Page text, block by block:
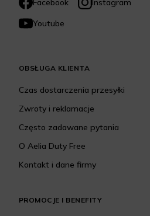
Facebook
Instagram
Youtube
OBSŁUGA KLIENTA
Czas dostarczenia przesyłki
Zwroty i reklamacje
Często zadawane pytania
O Aelia Duty Free
Kontakt i dane firmy
PROMOCJE I BENEFITY